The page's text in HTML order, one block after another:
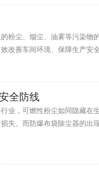
粉尘、烟尘、油雾等污染物
改善车间环境、保障生产安
全防线
，可燃性粉尘如同隐藏在
失。而防爆布袋除尘器的出